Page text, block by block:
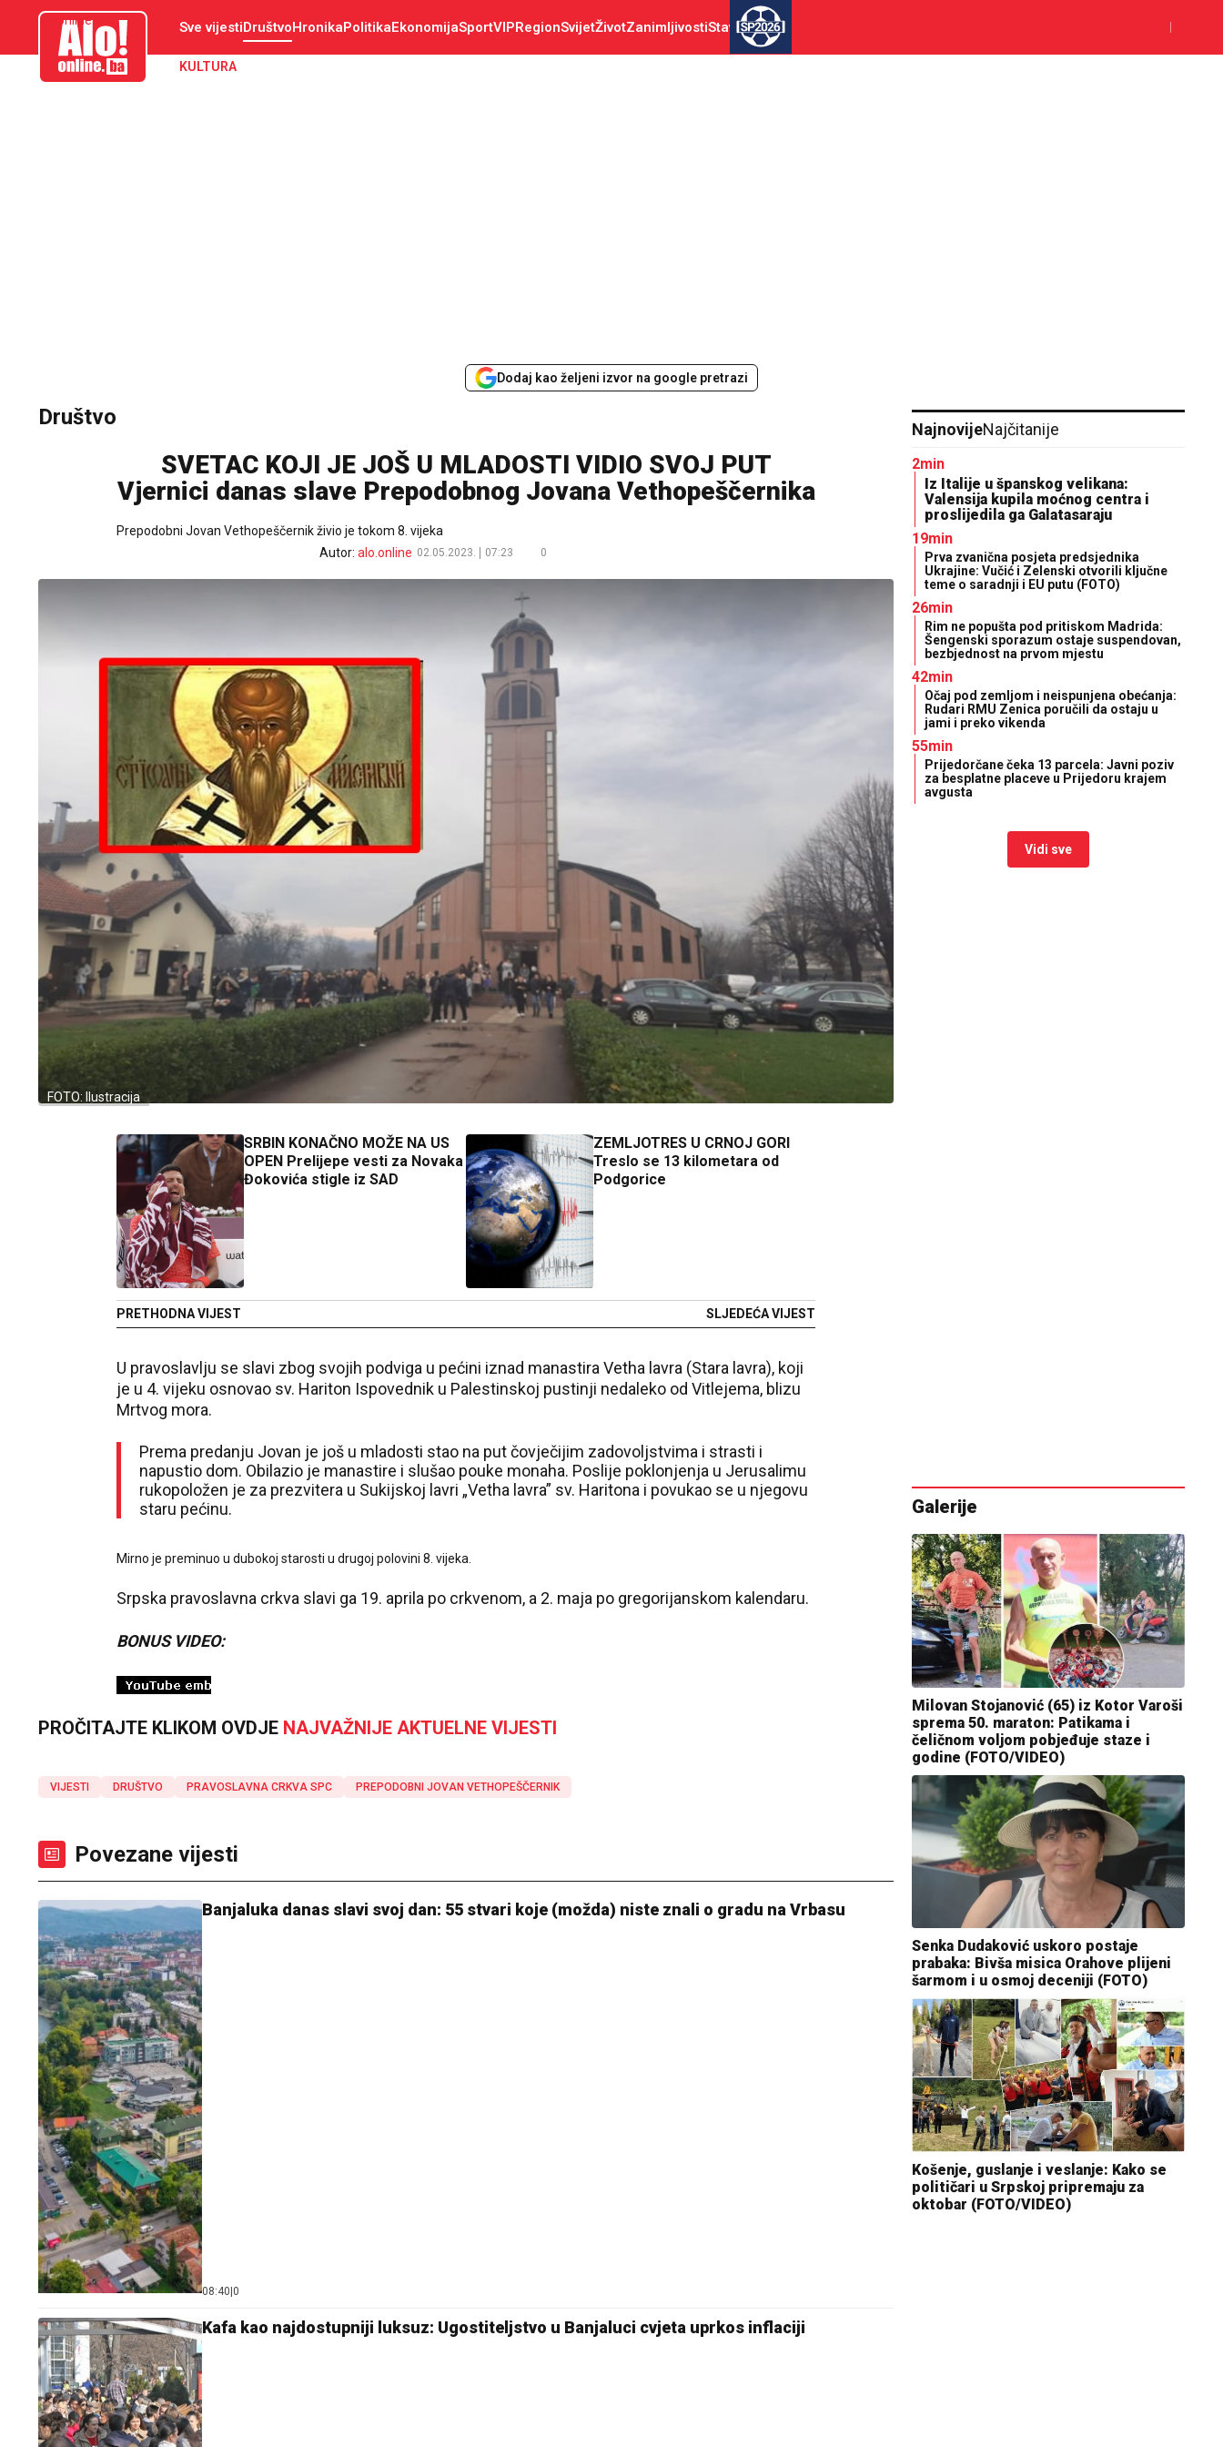
aloonline.ba Sve vijestiDruštvoHronikaPolitikaEkonomijaSportVIPRegionSvijetŽivotZanimljivostiStav SP2026
KULTURA
Dodaj kao željeni izvor na google pretrazi
Društvo
SVETAC KOJI JE JOŠ U MLADOSTI VIDIO SVOJ PUT
Vjernici danas slave Prepodobnog Jovana Vethopeščernika
Prepodobni Jovan Vethopeščernik živio je tokom 8. vijeka
Autor: alo.online 02.05.2023. 07:23 0
FOTO: Ilustracija
SRBIN KONAČNO MOŽE NA US
OPEN Prelijepe vesti za Novaka
Đokovića stigle iz SAD
PRETHODNA VIJEST
ZEMLJOTRES U CRNOJ GORI
Treslo se 13 kilometara od
Podgorice
SLJEDEĆA VIJEST
U pravoslavlju se slavi zbog svojih podviga u pećini iznad manastira Vetha lavra (Stara lavra), koji
je u 4. vijeku osnovao sv. Hariton Ispovednik u Palestinskoj pustinji nedaleko od Vitlejema, blizu
Mrtvog mora.
Prema predanju Jovan je još u mladosti stao na put čovječijim zadovoljstvima i strasti i
napustio dom. Obilazio je manastire i slušao pouke monaha. Poslije poklonjenja u Jerusalimu
rukopoložen je za prezvitera u Sukijskoj lavri „Vetha lavra” sv. Haritona i povukao se u njegovu
staru pećinu.
Mirno je preminuo u dubokoj starosti u drugoj polovini 8. vijeka.
Srpska pravoslavna crkva slavi ga 19. aprila po crkvenom, a 2. maja po gregorijanskom kalendaru.
BONUS VIDEO:
PROČITAJTE KLIKOM OVDJE NAJVAŽNIJE AKTUELNE VIJESTI
VIJESTI DRUŠTVO PRAVOSLAVNA CRKVA SPC PREPODOBNI JOVAN VETHOPEŠČERNIK
Povezane vijesti
Banjaluka danas slavi svoj dan: 55 stvari koje (možda) niste znali o gradu na Vrbasu
08:40 0
Kafa kao najdostupniji luksuz: Ugostiteljstvo u Banjaluci cvjeta uprkos inflaciji
NajnovijeNajčitanije
2min
Iz Italije u španskog velikana:
Valensija kupila moćnog centra i
proslijedila ga Galatasaraju
19min
Prva zvanična posjeta predsjednika
Ukrajine: Vučić i Zelenski otvorili ključne
teme o saradnji i EU putu (FOTO)
26min
Rim ne popušta pod pritiskom Madrida:
Šengenski sporazum ostaje suspendovan,
bezbjednost na prvom mjestu
42min
Očaj pod zemljom i neispunjena obećanja:
Rudari RMU Zenica poručili da ostaju u
jami i preko vikenda
55min
Prijedorčane čeka 13 parcela: Javni poziv
za besplatne placeve u Prijedoru krajem
avgusta
Vidi sve
Galerije
Milovan Stojanović (65) iz Kotor Varoši
sprema 50. maraton: Patikama i
čeličnom voljom pobjeđuje staze i
godine (FOTO/VIDEO)
Senka Dudaković uskoro postaje
prabaka: Bivša misica Orahove plijeni
šarmom i u osmoj deceniji (FOTO)
Košenje, guslanje i veslanje: Kako se
političari u Srpskoj pripremaju za
oktobar (FOTO/VIDEO)